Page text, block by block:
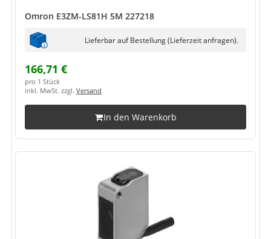
Omron E3ZM-LS81H 5M 227218
Lieferbar auf Bestellung (Lieferzeit anfragen).
166,71 €
pro 1 Stück
inkl. MwSt. zzgl. Versand
In den Warenkorb